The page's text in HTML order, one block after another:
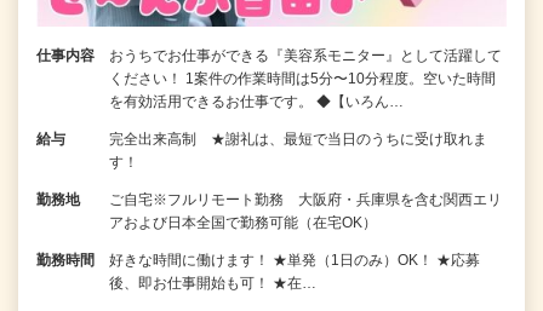
仕事内容
おうちでお仕事ができる『美容系モニター』として活躍して
ください！ 1案件の作業時間は5分〜10分程度。空いた時間
を有効活用できるお仕事です。 ◆【いろん…
給与
完全出来高制 ★謝礼は、最短で当日のうちに受け取れま
す！
勤務地
ご自宅※フルリモート勤務 大阪府・兵庫県を含む関西エリ
アおよび日本全国で勤務可能（在宅OK）
勤務時間
好きな時間に働けます！ ★単発（1日のみ）OK！ ★応募
後、即お仕事開始も可！ ★在…